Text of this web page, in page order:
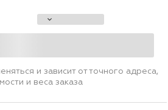
и зависит от точного адреса,
и веса заказа